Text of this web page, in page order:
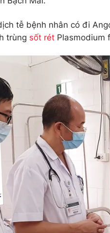
tễ bệnh nhân có đi
trùng sốt rét Plasmodium